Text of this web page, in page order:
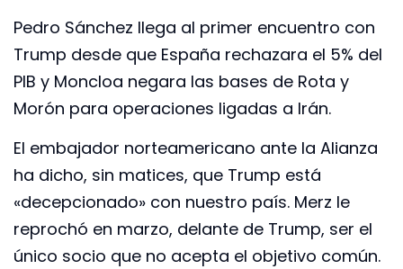
Pedro Sánchez llega al primer encuentro con
Trump desde que España rechazara el 5% del
PIB y Moncloa negara las bases de Rota y
Morón para operaciones ligadas a Irán.
El embajador norteamericano ante la Alianza
ha dicho, sin matices, que Trump está
«decepcionado» con nuestro país. Merz le
reprochó en marzo, delante de Trump, ser el
único socio que no acepta el objetivo común.